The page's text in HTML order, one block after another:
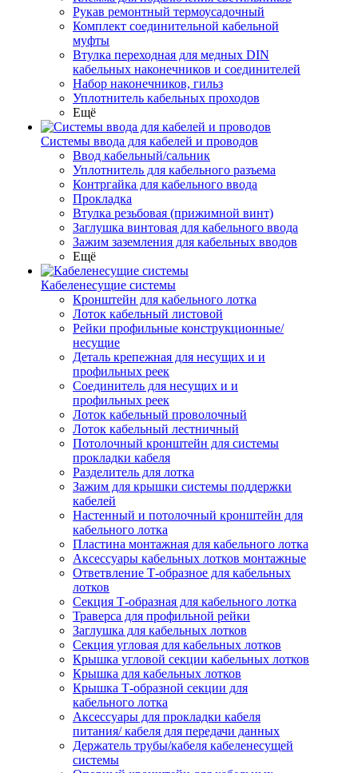
Рукав ремонтный термоусадочный
Комплект соединительной кабельной
муфты
Втулка переходная для медных DIN
кабельных наконечников и соединителей
Набор наконечников, гильз
Уплотнитель кабельных проходов
Ещё
Системы ввода для кабелей и проводов
Ввод кабельный/сальник
Уплотнитель для кабельного разъема
Контргайка для кабельного ввода
Прокладка
Втулка резьбовая (прижимной винт)
Заглушка винтовая для кабельного ввода
Зажим заземления для кабельных вводов
Ещё
Кабеленесущие системы
Кронштейн для кабельного лотка
Лоток кабельный листовой
Рейки профильные конструкционные/
несущие
Деталь крепежная для несущих и и
профильных реек
Соединитель для несущих и и
профильных реек
Лоток кабельный проволочный
Лоток кабельный лестничный
Потолочный кронштейн для системы
прокладки кабеля
Разделитель для лотка
Зажим для крышки системы поддержки
кабелей
Настенный и потолочный кронштейн для
кабельного лотка
Пластина монтажная для кабельного лотка
Аксессуары кабельных лотков монтажные
Ответвление Т-образное для кабельных
лотков
Секция Т-образная для кабельного лотка
Траверса для профильной рейки
Заглушка для кабельных лотков
Секция угловая для кабельных лотков
Крышка угловой секции кабельных лотков
Крышка для кабельных лотков
Крышка Т-образной секции для
кабельного лотка
Аксессуары для прокладки кабеля
питания/ кабеля для передачи данных
Держатель трубы/кабеля кабеленесущей
системы